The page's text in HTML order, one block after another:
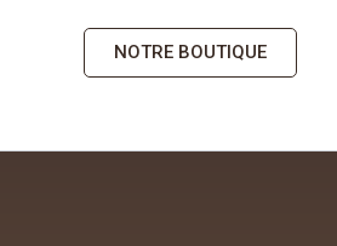
NOTRE BOUTIQUE